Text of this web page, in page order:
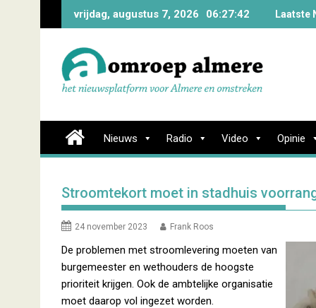
vrijdag, augustus 7, 2026 06:27:43 Laatste
Nieuws Radio Video Opinie
Stroomtekort moet in stadhuis
24 november 2023 Frank Roos
De problemen met stroomlevering moeten van
burgemeester en wethouders de hoogste
prioriteit krijgen. Ook de ambtelijke organisatie
moet daarop vol ingezet worden.